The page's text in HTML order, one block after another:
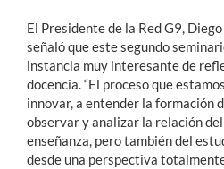
El Presidente de la Red G9,
señaló que este segundo
instancia muy interesante de
docencia. “El proceso que
innovar, a entender la formación
observar y analizar la relación
enseñanza, pero también del
desde una perspectiva